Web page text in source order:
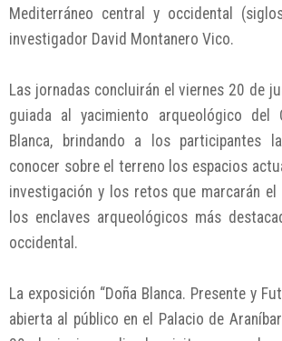
Mediterráneo central y occidental
investigador David Montanero Vico.
Las jornadas concluirán el viernes 20 de
guiada al yacimiento arqueológico del
Blanca, brindando a los participantes
conocer sobre el terreno los espacios
investigación y los retos que marcarán
los enclaves arqueológicos más
occidental.
La exposición “Doña Blanca. Presente y
abierta al público en el Palacio de